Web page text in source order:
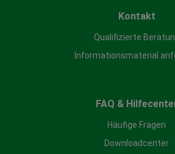
Kontakt
Qualifizierte
Informationsmaterial
FAQ &
Häufige Fragen
Downloadcenter